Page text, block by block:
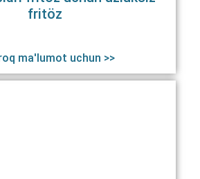
fritöz
ma'lumot uchun >>